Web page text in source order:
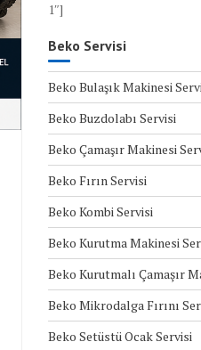
1″]
Beko Servisi
Beko Bulaşık Makinesi
Beko Buzdolabı Servisi
Beko Çamaşır Makinesi
Beko Fırın Servisi
Beko Kombi Servisi
Beko Kurutma Makinesi
Beko Kurutmalı Çamaşır
Beko Mikrodalga Fırını
Beko Setüstü Ocak Servisi